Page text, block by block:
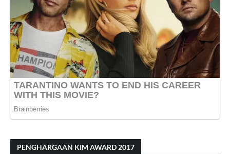
PENGHARGAAN KIM AWARD 2017